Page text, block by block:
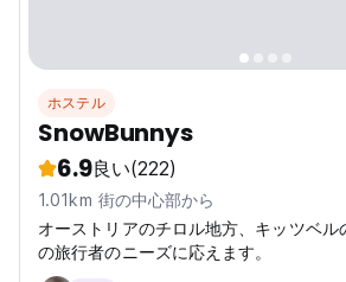
ホステル
SnowBunnys
6.9良い(222)
1.01km 街の中心部から
オーストリアのチロル地方、キッツベル
の旅行者のニーズに応えます。